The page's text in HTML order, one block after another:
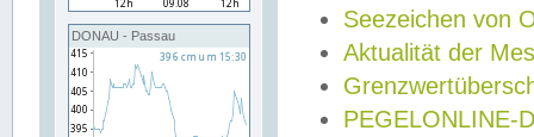
DONAU - Passau
Seezeichen von
Aktualität der
PEGELONLINE-